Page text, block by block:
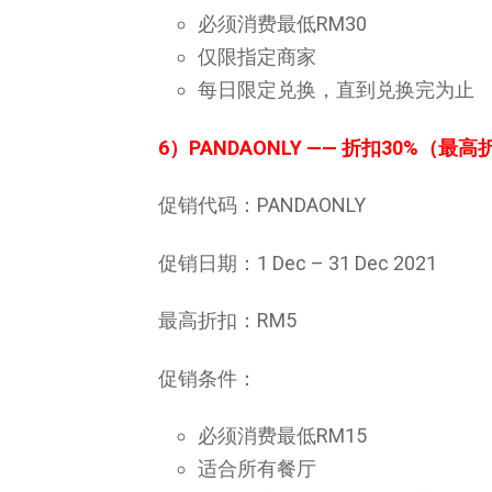
必须消费最低RM30
仅限指定商家
每日限定兑换，直到兑换完为止
6）PANDAONLY —— 折扣30%（最高
促销代码：PANDAONLY
促销日期：1 Dec – 31 Dec 2021
最高折扣：RM5
促销条件：
必须消费最低RM15
适合所有餐厅